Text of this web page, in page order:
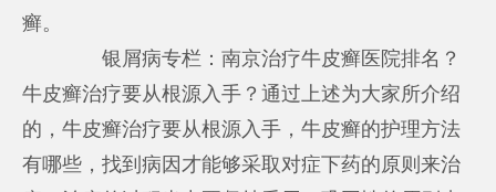
癣。
银屑病专栏：南京治疗牛皮癣医院排名？
牛皮癣治疗要从根源入手？通过上述为大家所介绍
的，牛皮癣治疗要从根源入手，牛皮癣的护理方法
有哪些，找到病因才能够采取对症下药的原则来治